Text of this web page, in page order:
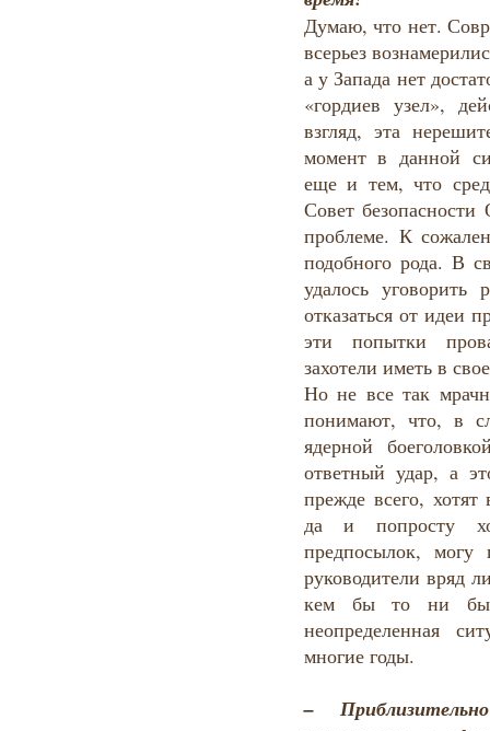
Думаю, что нет.
всерьез
а у Запада нет
«гордиев узел»,
взгляд, эта
момент в данной
еще и тем, что
Совет
проблеме. К
подобного рода. В
удалось
отказаться от идеи
эти попытки
захотели иметь в
Но не все так
понимают, что, в
ядерной
ответный удар, а
прежде всего, хотят
да и попросту
предпосылок, могу
руководители вряд
кем бы то ни
неопределенная
многие годы.
–